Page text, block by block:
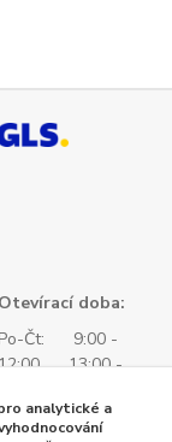
Otevírací doba:
Po-Čt: 9:00 -
13:00 -
9:00 -
analytické a